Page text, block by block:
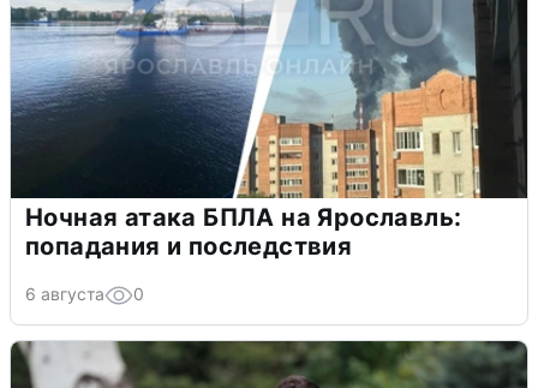
Ночная атака БПЛА на Ярославль:
попадания и последствия
6 августа 0